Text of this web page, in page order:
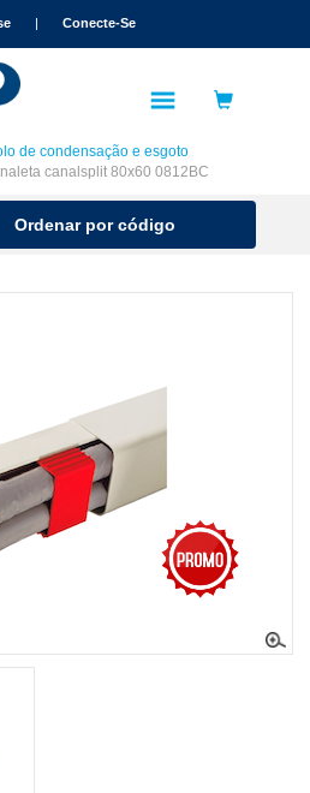
| Conecte-Se
de condensação e esgoto
canalsplit 80x60 0812BC
Ordenar por código